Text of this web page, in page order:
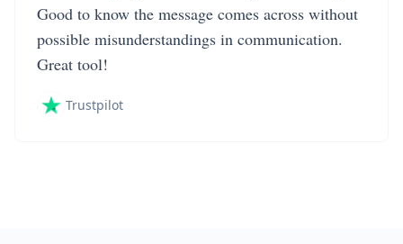
Good to know the message comes across without
possible misunderstandings in communication.
Great tool!
Trustpilot